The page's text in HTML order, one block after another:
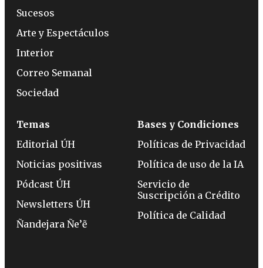
Sucesos
Arte y Espectáculos
Interior
Correo Semanal
Sociedad
Temas
Editorial ÚH
Noticias positivas
Pódcast ÚH
Newsletters ÚH
Ñandejara Ñe’ẽ
Bases y Condiciones
Políticas de Privacidad
Política de uso de la IA
Servicio de
Suscripción a Crédito
Política de Calidad